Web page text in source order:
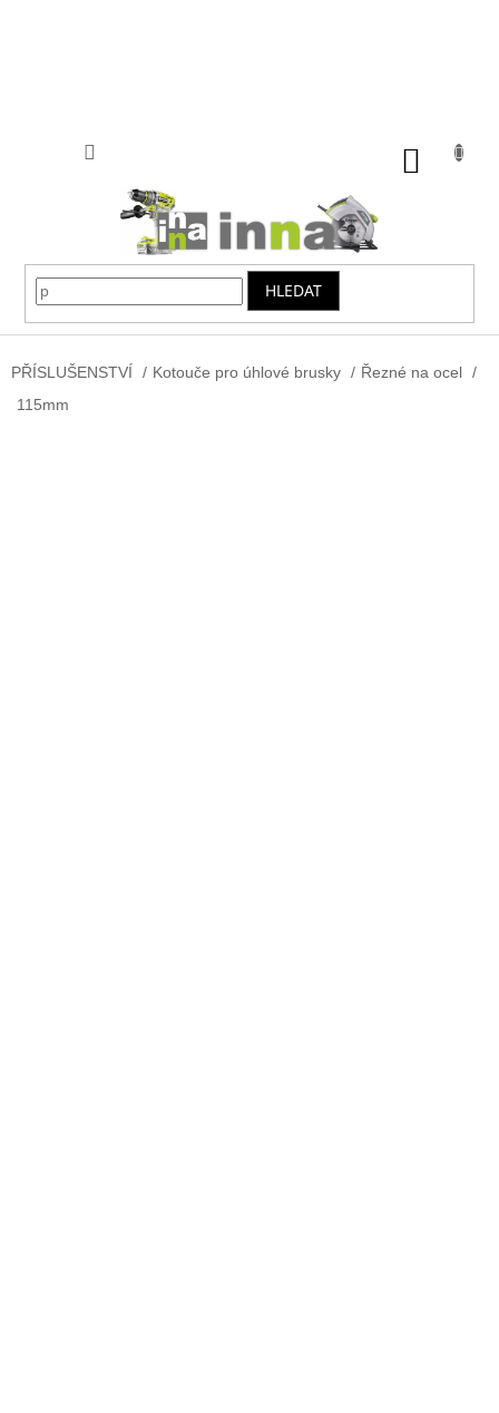
HLEDAT
PŘÍSLUŠENSTVÍ / Kotouče pro úhlové brusky / Řezné na ocel /
115mm